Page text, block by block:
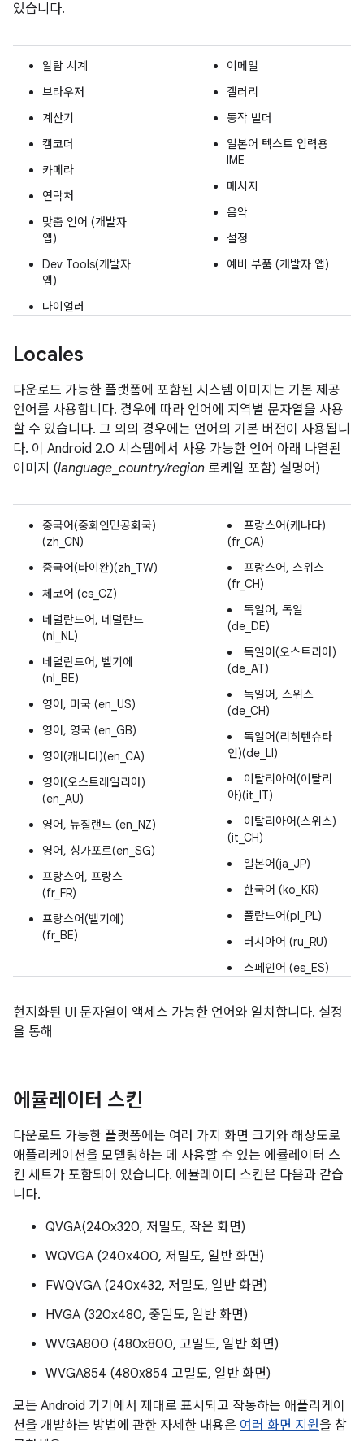
있습니다.
알람 시계
브라우저
계산기
캠코더
카메라
연락처
맞춤 언어 (개발자
앱)
Dev Tools(개발자
앱)
다이얼러
이메일
갤러리
동작 빌더
일본어 텍스트 입력용
IME
메시지
음악
설정
예비 부품 (개발자 앱)
Locales
다운로드 가능한 플랫폼에 포함된 시스템 이미지는 기본 제공
언어를 사용합니다. 경우에 따라 언어에 지역별 문자열을 사용
할 수 있습니다. 그 외의 경우에는 언어의 기본 버전이 사용됩니
다. 이 Android 2.0 시스템에서 사용 가능한 언어 아래 나열된
이미지 (language country/region 로케일 포함) 설명어)
중국어(중화인민공화국)
(zh_CN)
중국어(타이완)(zh_TW)
체코어 (cs_CZ)
네덜란드어, 네덜란드
(nl_NL)
네덜란드어, 벨기에
(nl_BE)
영어, 미국 (en_US)
영어, 영국 (en_GB)
영어(캐나다)(en_CA)
영어(오스트레일리아)
(en_AU)
영어, 뉴질랜드 (en_NZ)
영어, 싱가포르(en_SG)
프랑스어, 프랑스
(fr_FR)
프랑스어(벨기에)
(fr_BE)
프랑스어(캐나다)
(fr_CA)
프랑스어, 스위스
(fr_CH)
독일어, 독일
(de_DE)
독일어(오스트리아)
(de_AT)
독일어, 스위스
(de_CH)
독일어(리히텐슈타
인)(de_LI)
이탈리아어(이탈리
아)(it_IT)
이탈리아어(스위스)
(it_CH)
일본어(ja_JP)
한국어 (ko_KR)
폴란드어(pl_PL)
러시아어 (ru_RU)
스페인어 (es_ES)
현지화된 UI 문자열이 액세스 가능한 언어와 일치합니다. 설정
을 통해
에뮬레이터 스킨
다운로드 가능한 플랫폼에는 여러 가지 화면 크기와 해상도로
애플리케이션을 모델링하는 데 사용할 수 있는 에뮬레이터 스
킨 세트가 포함되어 있습니다. 에뮬레이터 스킨은 다음과 같습
니다.
QVGA(240x320, 저밀도, 작은 화면)
WQVGA (240x400, 저밀도, 일반 화면)
FWQVGA (240x432, 저밀도, 일반 화면)
HVGA (320x480, 중밀도, 일반 화면)
WVGA800 (480x800, 고밀도, 일반 화면)
WVGA854 (480x854 고밀도, 일반 화면)
모든 Android 기기에서 제대로 표시되고 작동하는 애플리케이
션을 개발하는 방법에 관한 자세한 내용은 여러 화면 지원을 참